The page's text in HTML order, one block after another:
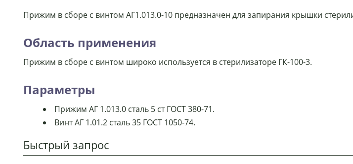
Прижим в сборе с винтом АГ1.013.0-10 предназначен для запирания крышки
Область применения
Прижим в сборе с винтом широко используется в стерилизаторе ГК-100-3.
Параметры
Прижим АГ 1.013.0 сталь 5 ст ГОСТ 380-71.
Винт АГ 1.01.2 сталь 35 ГОСТ 1050-74.
Быстрый запрос